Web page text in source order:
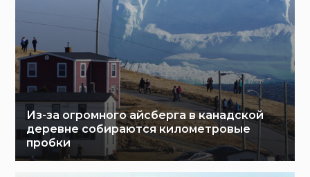
Из-за огромного айсберга в канадской
деревне собираются километровые
пробки